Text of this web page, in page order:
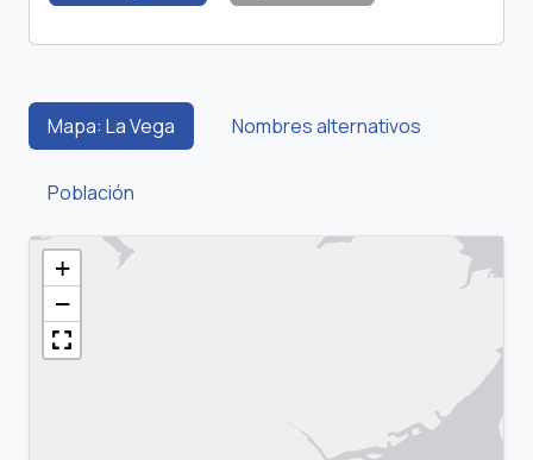
Mapa: La Vega Nombres alternativos
Población
+
−